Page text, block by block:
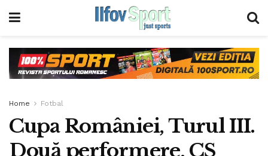
Home Fotbal
Cupa României, Turul III.
Două performere, CS